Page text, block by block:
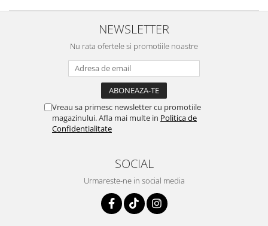
NEWSLETTER
Nu rata ofertele si promotiile noastre
Vreau sa primesc newsletter cu promotiile
magazinului. Afla mai multe in Politica de
Confidentialitate
SOCIAL
Urmareste-ne in social media